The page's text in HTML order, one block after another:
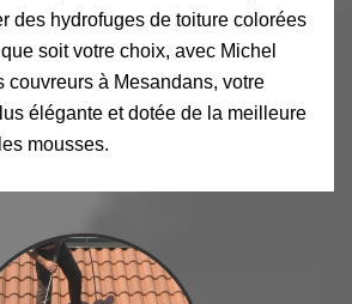
des hydrofuges de toiture colorées
soit votre choix, avec Michel
couvreurs à Mesandans, votre
élégante et dotée de la meilleure
mousses.